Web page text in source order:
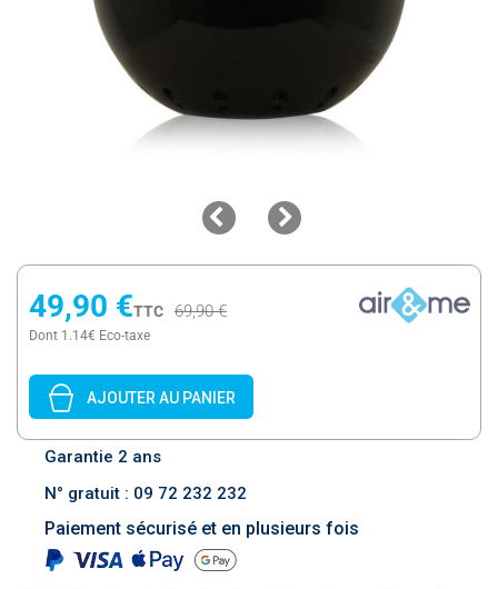
69,90 €
49,90 €TTC
Dont 1.14€ Eco-taxe
AJOUTER AU PANIER
Garantie 2 ans
N° gratuit : 09 72 232 232
Paiement sécurisé et en plusieurs fois